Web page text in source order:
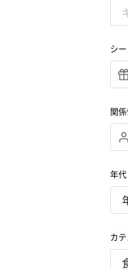
シ
関
年代
カ